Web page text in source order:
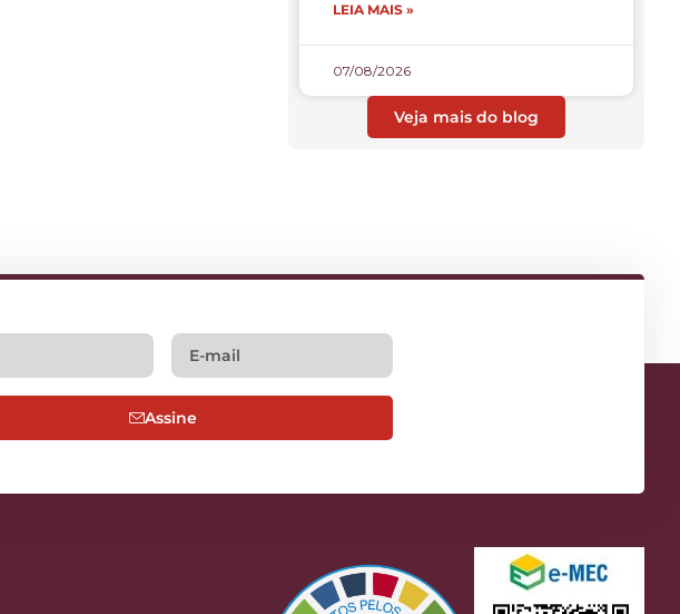
LEIA MAIS »
07/08/2026
Veja mais do blog
Assine